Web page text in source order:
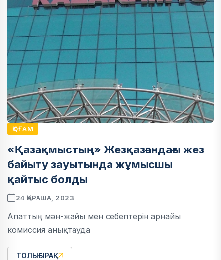
ҚОҒАМ
«Қазақмыстың» Жезқазғандағы жез
байыту зауытында жұмысшы
қайтыс болды
24 ҚАРАША, 2023
Апаттың мән-жайы мен себептерін арнайы
комиссия анықтауда
ТОЛЫҒЫРАҚ